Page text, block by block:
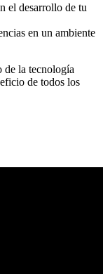
el desarrollo de tu
en un ambiente
de la tecnología
de todos los